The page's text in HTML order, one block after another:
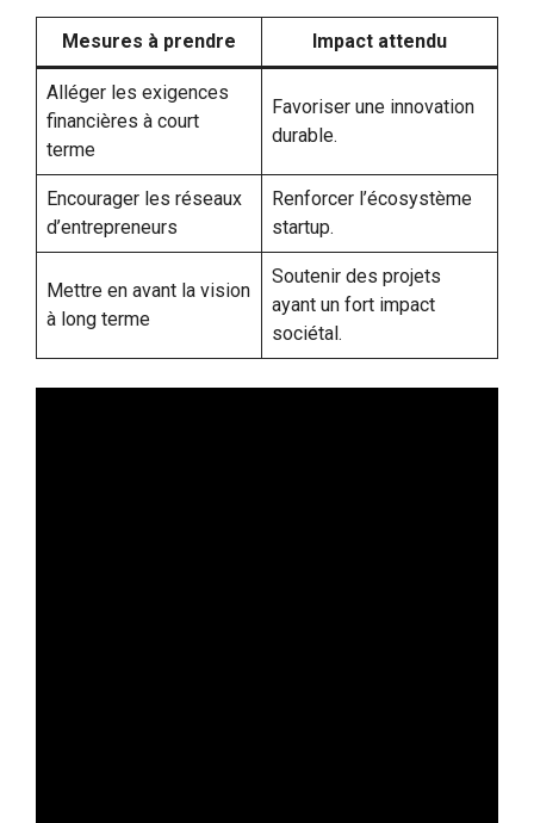
Mesures à prendre Impact attendu
Alléger les exigences
financières à court
terme
Favoriser une innovation
durable.
Encourager les réseaux
d’entrepreneurs
Renforcer l’écosystème
startup.
Mettre en avant la vision
à long terme
Soutenir des projets
ayant un fort impact
sociétal.